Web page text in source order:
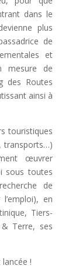
dans le
plus
de
et
mesure de
des Routes
ainsi à
touristiques
transports…)
œuvrer
sous toutes
de
en
Tiers-
Terre, ses
!